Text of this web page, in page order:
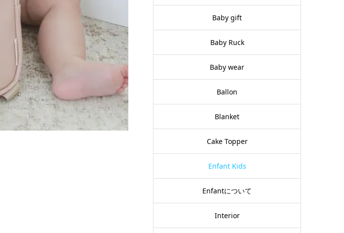
Baby gift
Baby Ruck
Baby wear
Ballon
Blanket
Cake Topper
Enfant Kids
Enfantについて
Interior